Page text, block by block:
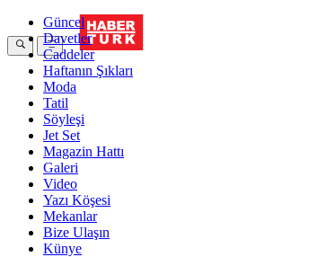
Güncel
Davetler
Caddeler
Haftanın Şıkları
Moda
Tatil
Söyleşi
Jet Set
Magazin Hattı
Galeri
Video
Yazı Köşesi
Mekanlar
Bize Ulaşın
Künye